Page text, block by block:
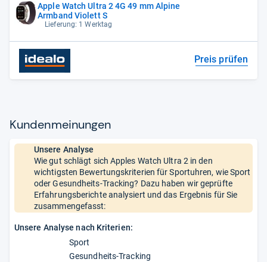
Apple Watch Ultra 2 4G 49 mm Alpine
Armband Violett S
Lieferung: 1 Werktag
Preis prüfen
Kun­den­mei­nun­gen
Unsere Analyse
Wie gut schlägt sich Apples Watch Ultra 2 in den
wichtigsten Bewertungskriterien für Sportuhren, wie Sport
oder Gesundheits-Tracking? Dazu haben wir geprüfte
Erfahrungsberichte analysiert und das Ergebnis für Sie
zusammengefasst:
Unsere Analyse nach Kriterien:
Sport
Gesundheits-Tracking